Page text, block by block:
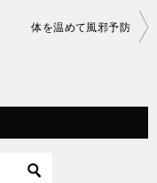
体を温めて風邪予防